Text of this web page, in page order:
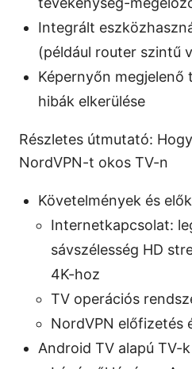
Integrált
(például router szintű
Képernyőn megjelenő
hibák elkerülése
Részletes útmutató:
NordVPN-t okos TV-n
Követelmények és
Internetkapcsolat:
sávszélesség HD
4K-hoz
TV operációs
NordVPN előfizetés
Android TV alapú TV-k